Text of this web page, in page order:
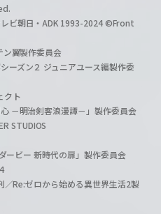
ビ朝日・ADK 1993-2024 ©Front
翼製作委員会
ーズン２ ジュニアユース編製作委
クト
－明治剣客浪漫譚－」製作委員会
STUDIOS
ービー 新時代の扉」製作委員会
Re:ゼロから始める異世界生活2製